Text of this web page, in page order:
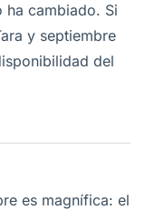
ha cambiado. Si
y septiembre
del
es magnífica: el